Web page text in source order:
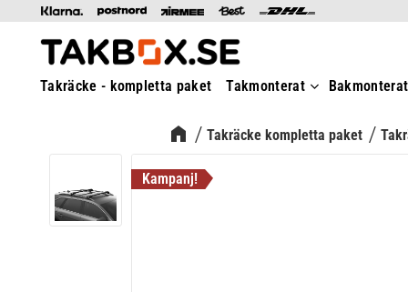
Takräcke - kompletta paket Takmonterat Bakmonterat
Takräcke kompletta paket